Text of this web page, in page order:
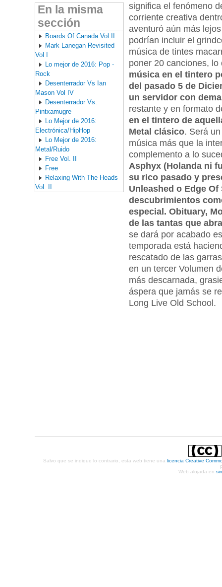
En la misma
sección
Boards Of Canada Vol II
Mark Lanegan Revisited
Vol I
Lo mejor de 2016: Pop -
Rock
Desenterrador Vs Ian
Mason Vol IV
Desenterrador Vs.
Pintxamugre
Lo Mejor de 2016:
Electrónica/HipHop
Lo Mejor de 2016:
Metal/Ruido
Free Vol. II
Free
Relaxing With The Heads
Vol. II
significa el fenómeno
corriente creativa
aventuró aún más
podrían incluir el
música de tintes
poner 20 canciones,
música en el tintero
del pasado 5 de
un servidor con
restante y en formato
en el tintero de
Metal clásico. Será
música más que la
complemento a lo
Asphyx (Holanda ni
su rico pasado y
Unleashed o Edge
descubrimientos
especial. Obituary,
de las tantas que
se dará por acabado
temporada está
rescatado de las
en un tercer Volumen
más descarnada,
áspera que jamás se
Long Live Old School.
Salvo que se indique lo contrario, esta web tiene una licencia Creative
Web alojada en